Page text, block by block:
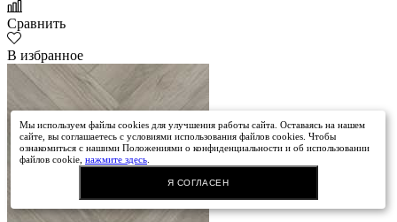
Сравнить
В избранное
Мы используем файлы cookies для улучшения работы сайта. Оставаясь на нашем
сайте, вы соглашаетесь с условиями использования файлов cookies. Чтобы
ознакомиться с нашими Положениями о конфиденциальности и об использовании
файлов cookie,нажмите здесь
Я СОГЛАСЕН